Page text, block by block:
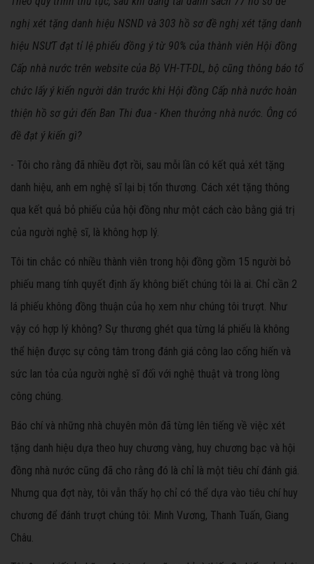
nghị xét tặng danh hiệu NSND và 303 hồ sơ đề nghị xét tặng danh
hiệu NSƯT đạt tỉ lệ phiếu đồng ý từ 90% của thành viên Hội đồng
Cấp nhà nước trên website của Bộ VH-TT-DL, bộ cũng thông báo tổ
chức lấy ý kiến người dân trước khi Hội đồng Cấp nhà nước hoàn
thiện hồ sơ gửi đến Ban Thi đua - Khen thưởng nhà nước. Ông có
đề đạt ý kiến gì?
- Tôi cho rằng đã nhiều đợt rồi, sau mỗi lần có kết quả xét tặng
danh hiệu, anh em nghệ sĩ lại bị tổn thương. Cách xét tặng thông
qua kết quả bỏ phiếu của hội đồng như một cách cào bằng giá trị
của người nghệ sĩ, là không hợp lý.
Tôi tin chắc có nhiều thành viên trong hội đồng gồm 15 người bỏ
phiếu mang tính quyết định ấy không biết chúng tôi là ai. Chỉ cần 2
lá phiếu không đồng thuận của họ xem như chúng tôi trượt. Như
vậy có hợp lý không? Sự thương ghét qua từng lá phiếu là không
thể hiện được sự công tâm trong đánh giá công lao cống hiến và
sức lan tỏa của người nghệ sĩ đối với nghệ thuật và trong lòng
công chúng.
Báo chí và những nhà chuyên môn đã từng lên tiếng về việc xét
tặng danh hiệu dựa theo huy chương vàng, huy chương bạc và hội
đồng nhà nước cũng đã cho rằng đó là chỉ là một tiêu chí đánh giá.
Nhưng qua đợt này, tôi vẫn thấy họ chỉ có thể dựa vào tiêu chí huy
chương để đánh trượt chúng tôi: Minh Vương, Thanh Tuấn, Giang
Châu.